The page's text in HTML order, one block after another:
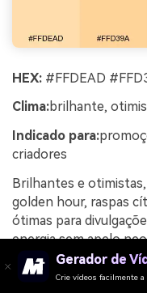
HEX: #FFDEAD
Clima:brilhante,
Indicado para:
criadores
Brilhantes e
golden hour, raspas
ótimas para
energia sem apelo
destaque o laranja e
adesivos. Dica de
Gerador de
Crie vídeos facilmente